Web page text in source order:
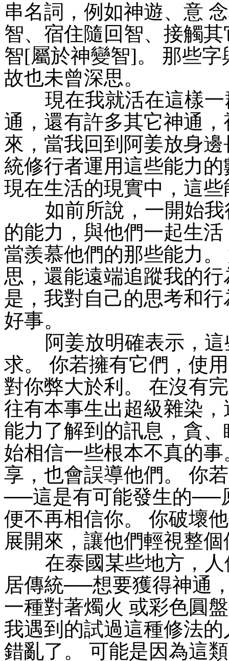
串名詞，例如神遊、意
智、宿住隨回智、接觸
智[屬於神變智]。 那些
故也未曾深思。
現在我就活在這樣一
通，還有許多其它神通
來，當我回到阿姜放身
統修行者運用這些能力
現在生活的現實中，這
如前所說，一開始我
的能力，與他們一起生
當羨慕他們的那些能力
思，還能遠端追蹤我的
是，我對自己的思考和
好事。
阿姜放明確表示，這
求。 你若擁有它們，使
對你弊大於利。 在沒有
往有本事生出超級雜染
能力了解到的訊息，貪
始相信一些根本不真的
享，也會誤導他們。 你
──這是有可能發生的──
便不再相信你。 你破壞
展開來，讓他們輕視整個
在泰國某些地方，人
居傳統──想要獲得神通
一種對著燭火 或彩色圓
我遇到的試過這種修法
錯亂了。 可能是因為這